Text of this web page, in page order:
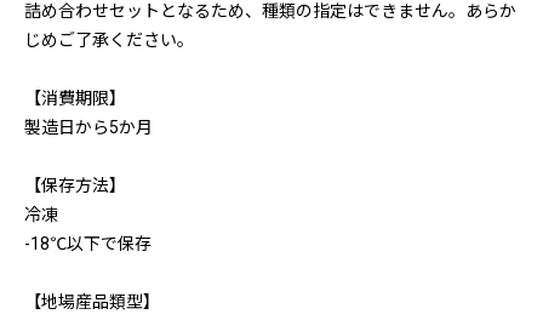
詰め合わせセットとなるため、種類の指定はできません。あらか
じめご了承ください。
【消費期限】
製造日から5か月
【保存方法】
冷凍
-18℃以下で保存
【地場産品類型】